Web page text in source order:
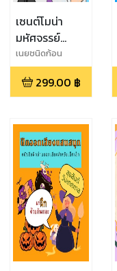
เซนต์โมน่า
มหัศจรรย์
โรงเรียน
เวทมนตร์
เนยชนิดก้อน
299.00 ฿